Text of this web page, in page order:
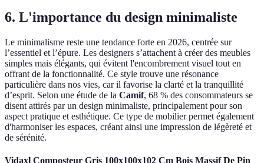
6. L'importance du design minimaliste
Le minimalisme reste une tendance forte en 2026, centrée sur
l’essentiel et l’épure. Les designers s’attachent à créer des meubles
simples mais élégants, qui évitent l'encombrement visuel tout en
offrant de la fonctionnalité. Ce style trouve une résonance
particulière dans nos vies, car il favorise la clarté et la tranquillité
d’esprit. Selon une étude de la Camif, 68 % des consommateurs se
disent attirés par un design minimaliste, principalement pour son
aspect pratique et esthétique. Ce type de mobilier permet également
d'harmoniser les espaces, créant ainsi une impression de légèreté et
de sérénité.
Vidaxl Composteur Gris 100x100x102 Cm Bois Massif De Pin